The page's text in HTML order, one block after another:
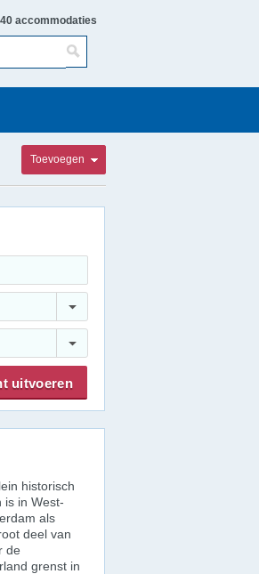
accommodaties
Toevoegen
historisch
is in West-
als
deel van
de
grenst in